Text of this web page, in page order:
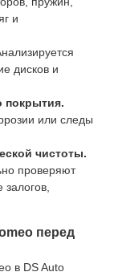
и
дисков и
покрытия.
или следы
чистоты.
проверяют
перед
в DS Auto